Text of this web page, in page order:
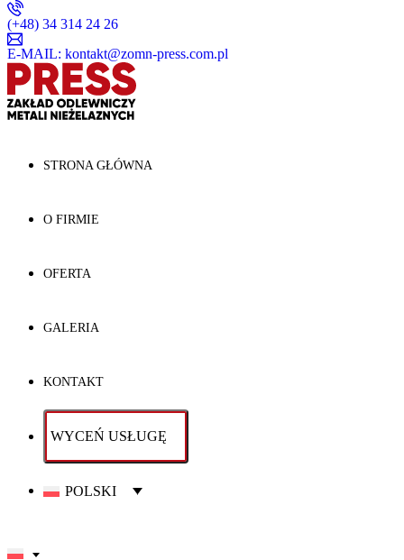
(+48) 34 314 24 26
E-MAIL: kontakt@zomn-press.com.pl
STRONA GŁÓWNA
O FIRMIE
OFERTA
GALERIA
KONTAKT
WYCEŃ USŁUGĘ
POLSKI